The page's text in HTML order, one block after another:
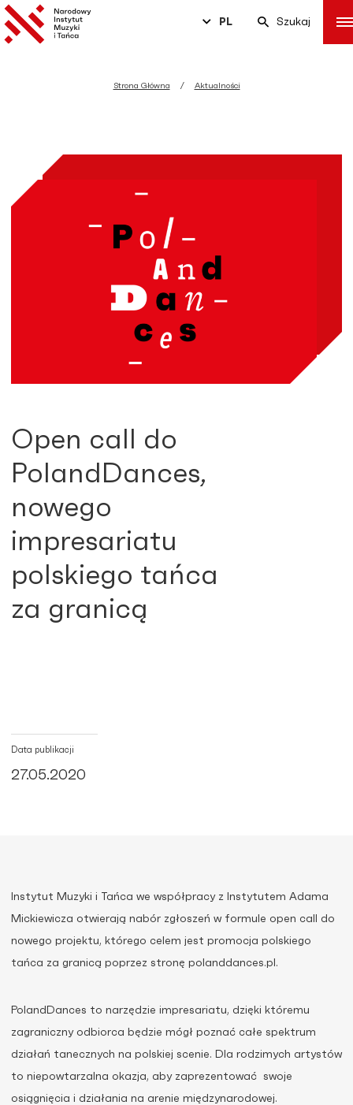
PL Szukaj
Strona Główna Aktualności
Open call do
PolandDances,
nowego
impresariatu
polskiego tańca
za granicą
Data publikacji
27.05.2020
Instytut Muzyki i Tańca we współpracy z Instytutem Adama
Mickiewicza otwierają nabór zgłoszeń w formule open call do
nowego projektu, którego celem jest promocja polskiego
tańca za granicą poprzez stronę polanddances.pl.
PolandDances to narzędzie impresariatu, dzięki któremu
zagraniczny odbiorca będzie mógł poznać całe spektrum
działań tanecznych na polskiej scenie. Dla rodzimych artystów
to niepowtarzalna okazja, aby zaprezentować swoje
osiągnięcia i działania na arenie międzynarodowej.